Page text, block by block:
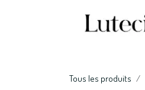
Tous les produits